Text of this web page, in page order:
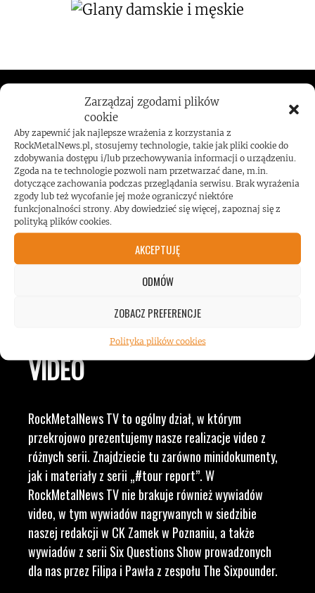
Zarządzaj zgodami plików
cookie
Aby zapewnić jak najlepsze wrażenia z korzystania z
RockMetalNews.pl, stosujemy technologie, takie jak pliki cookie do
zdobywania dostępu i/lub przechowywania informacji o urządzeniu.
Zgoda na te technologie pozwoli nam przetwarzać dane, m.in.
dotyczące zachowania podczas przeglądania serwisu. Brak wyrażenia
zgody lub też wycofanie jej może ograniczyć niektóre
funkcjonalności strony. Aby dowiedzieć się więcej, zapoznaj się z
polityką plików cookies.
AKCEPTUJĘ
ODMÓW
ZOBACZ PREFERENCJE
Polityka plików cookies
ROCKMETALNEWS TV
JESTEŚMY BLISKO
ZESPOŁÓW, KONCERTÓW I
LUDZI ZWIĄZANYCH Z
MUZYKĄ, BY DOSTARCZAĆ
WAM NAJLEPSZE TREŚCI
VIDEO
RockMetalNews TV to ogólny dział, w którym
przekrojowo prezentujemy nasze realizacje video z
różnych serii. Znajdziecie tu zarówno minidokumenty,
jak i materiały z serii „#tour report”. W
RockMetalNews TV nie brakuje również wywiadów
video, w tym wywiadów nagrywanych w siedzibie
naszej redakcji w CK Zamek w Poznaniu, a także
wywiadów z serii Six Questions Show prowadzonych
dla nas przez Filipa i Pawła z zespołu The Sixpounder.